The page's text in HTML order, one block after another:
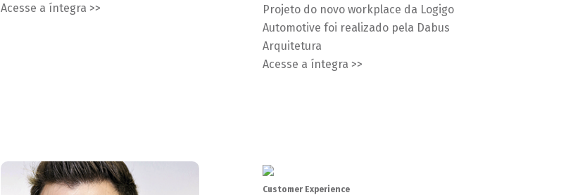
Acesse a íntegra >>
Projeto do novo workplace da Logigo
Automotive foi realizado pela Dabus
Arquitetura
Acesse a íntegra >>
Customer Experience